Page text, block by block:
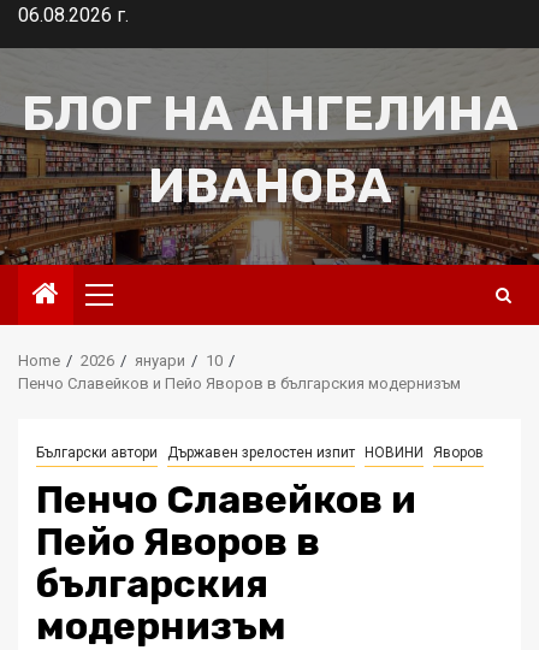
Skip06.08.2026 г.
БЛОГ НА АНГЕЛИНА
ИВАНОВА
Primary
Menu
Home 2026 януари
10
Пенчо Славейков и Пейо Яворов в българския модернизъм
Български автори Държавен зрелостен изпит НОВИНИ Яворов
Пенчо Славейков и
Пейо Яворов в
българския
модернизъм